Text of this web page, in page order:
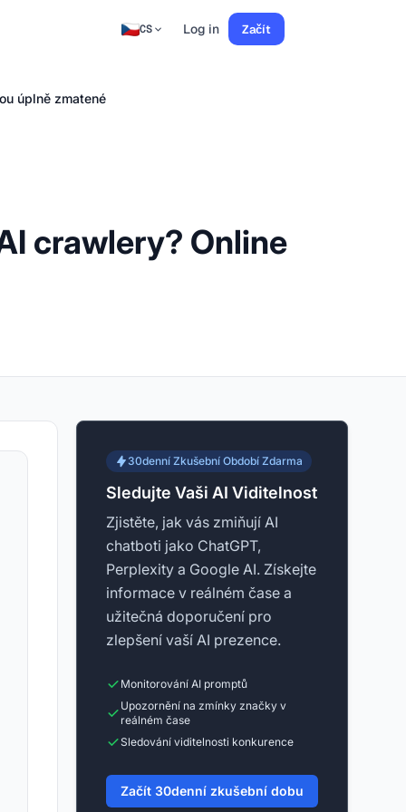
CS Log in Začít
úplně zmatené
crawlery? Online
30denní Zkušební Období Zdarma
Sledujte Vaši AI Viditelnost
Zjistěte, jak vás zmiňují AI
chatboti jako ChatGPT,
Perplexity a Google AI. Získejte
informace v reálném čase a
užitečná doporučení pro
zlepšení vaší AI prezence.
Monitorování AI promptů
Upozornění na zmínky značky v
reálném čase
Sledování viditelnosti konkurence
Začít 30denní zkušební dobu